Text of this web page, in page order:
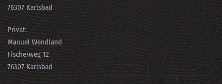
76307 Karlsbad
Privat:
Manuel Wendland
Fischerweg 12
76307 Karlsbad